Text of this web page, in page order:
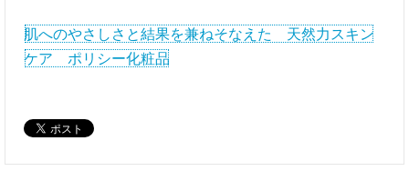
肌へのやさしさと結果を兼ねそなえた 天然力スキン
ケア ポリシー化粧品